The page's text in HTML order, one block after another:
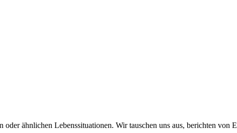
ähnlichen Lebenssituationen. Wir tauschen uns aus, berichten von